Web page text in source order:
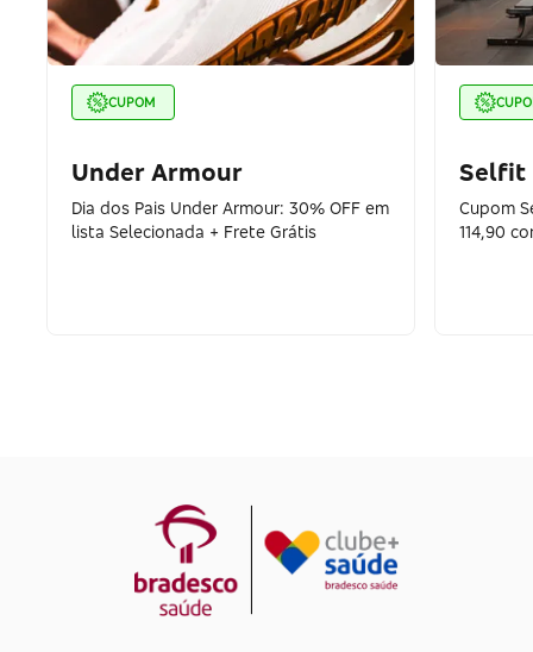
CUPOM
Under Armour
Dia dos Pais Under Armour: 30% OFF em
lista Selecionada + Frete Grátis
Selfit
Cupom
114,90